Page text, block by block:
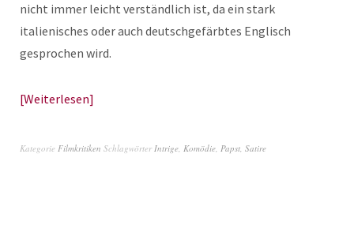
nicht immer leicht verständlich ist, da ein stark
italienisches oder auch deutschgefärbtes Englisch
gesprochen wird.
Weiterlesen
Kategorie Filmkritiken SchlagwörterIntrige, Komödie, Papst, Satire